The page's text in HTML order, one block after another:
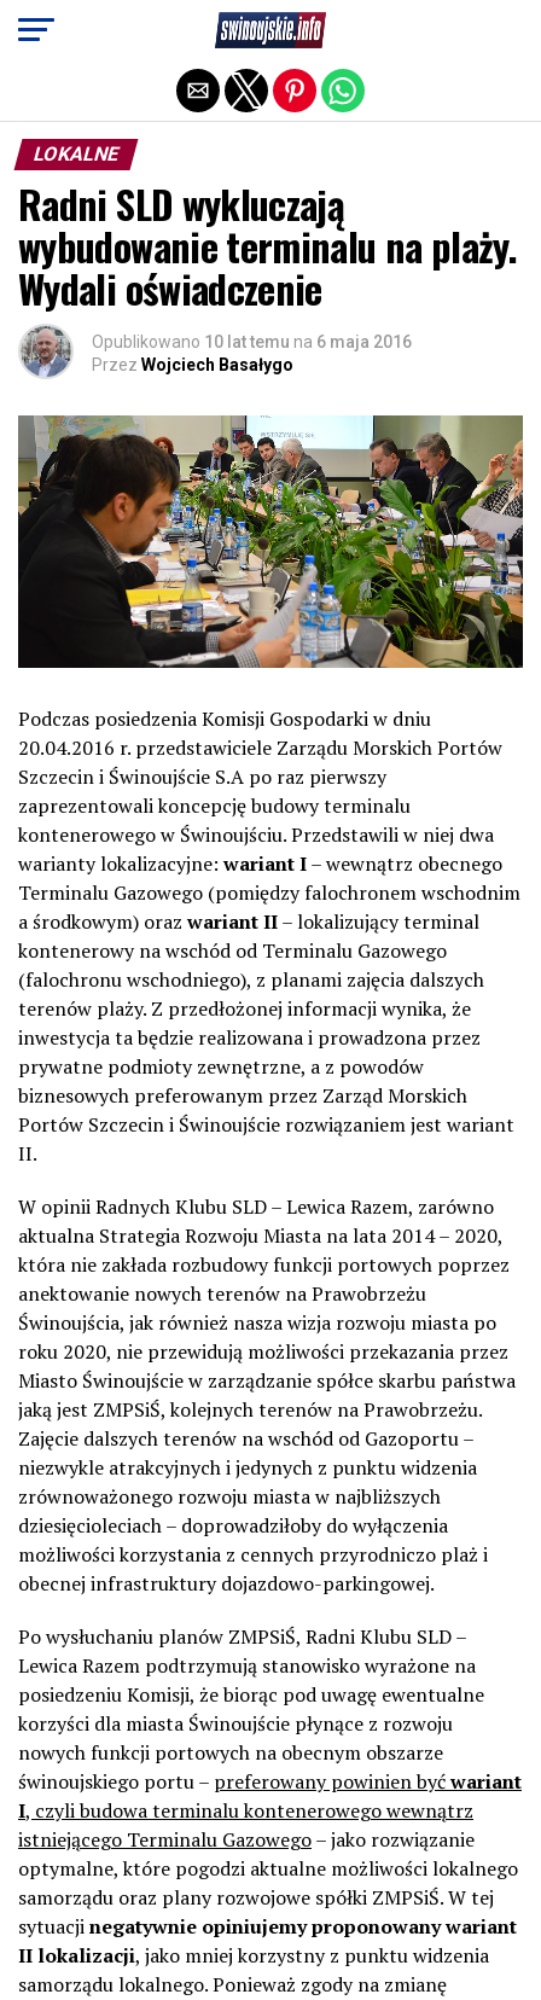
LOKALNE
Radni SLD wykluczają
wybudowanie terminalu na plaży.
Wydali oświadczenie
Opublikowano 10 lat temu na 6 maja 2016
Przez Wojciech Basałygo
Podczas posiedzenia Komisji Gospodarki w dniu
20.04.2016 r. przedstawiciele Zarządu Morskich Portów
Szczecin i Świnoujście S.A po raz pierwszy
zaprezentowali koncepcję budowy terminalu
kontenerowego w Świnoujściu. Przedstawili w niej dwa
warianty lokalizacyjne:wariant I– wewnątrz obecnego
Terminalu Gazowego (pomiędzy falochronem wschodnim
a środkowym) orazwariant II– lokalizujący terminal
kontenerowy na wschód od Terminalu Gazowego
(falochronu wschodniego), z planami zajęcia dalszych
terenów plaży. Z przedłożonej informacji wynika, że
inwestycja ta będzie realizowana i prowadzona przez
prywatne podmioty zewnętrzne, a z powodów
biznesowych preferowanym przez Zarząd Morskich
Portów Szczecin i Świnoujście rozwiązaniem jest wariant
II.
W opinii Radnych Klubu SLD – Lewica Razem, zarówno
aktualna Strategia Rozwoju Miasta na lata 2014 – 2020,
która nie zakłada rozbudowy funkcji portowych poprzez
anektowanie nowych terenów na Prawobrzeżu
Świnoujścia, jak również nasza wizja rozwoju miasta po
roku 2020, nie przewidują możliwości przekazania przez
Miasto Świnoujście w zarządzanie spółce skarbu państwa
jaką jest ZMPSiŚ, kolejnych terenów na Prawobrzeżu.
Zajęcie dalszych terenów na wschód od Gazoportu –
niezwykle atrakcyjnych i jedynych z punktu widzenia
zrównoważonego rozwoju miasta w najbliższych
dziesięcioleciach – doprowadziłoby do wyłączenia
możliwości korzystania z cennych przyrodniczo plaż i
obecnej infrastruktury dojazdowo-parkingowej.
Po wysłuchaniu planów ZMPSiŚ, Radni Klubu SLD –
Lewica Razem podtrzymują stanowisko wyrażone na
posiedzeniu Komisji, że biorąc pod uwagę ewentualne
korzyści dla miasta Świnoujście płynące z rozwoju
nowych funkcji portowych na obecnym obszarze
świnoujskiego portu – preferowany powinien byćwariant
I, czyli budowa terminalu kontenerowego wewnątrz
istniejącego Terminalu Gazowego– jako rozwiązanie
optymalne, które pogodzi aktualne możliwości lokalnego
samorządu oraz plany rozwojowe spółki ZMPSiŚ. W tej
sytuacjinegatywnie opiniujemy proponowany wariant
II lokalizacji, jako mniej korzystny z punktu widzenia
samorządu lokalnego. Ponieważ zgody na zmianę
Exit mobile version